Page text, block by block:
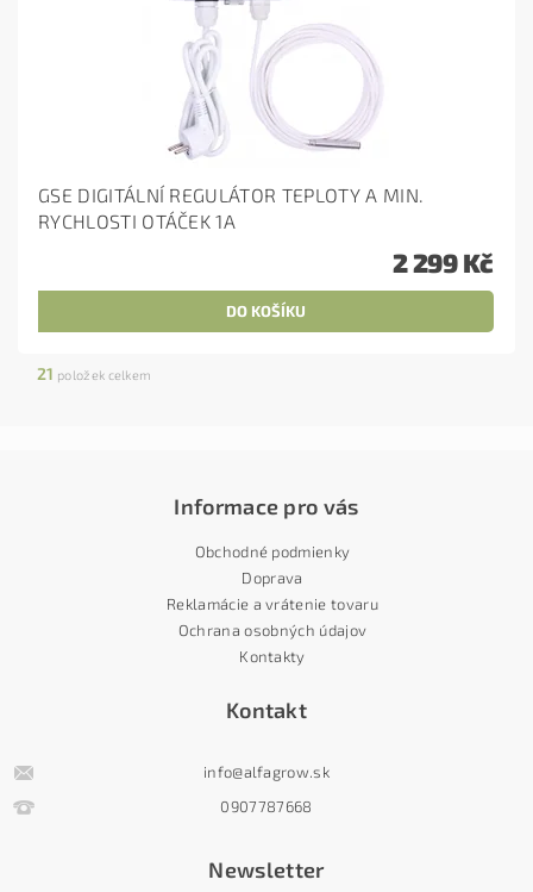
GSE DIGITÁLNÍ REGULÁTOR TEPLOTY A MIN.
RYCHLOSTI OTÁČEK 1A
2 299 Kč
21 položek celkem
Informace pro vás
Obchodné podmienky
Doprava
Reklamácie a vrátenie tovaru
Ochrana osobných údajov
Kontakty
Kontakt
info@alfagrow.sk
0907787668
Newsletter